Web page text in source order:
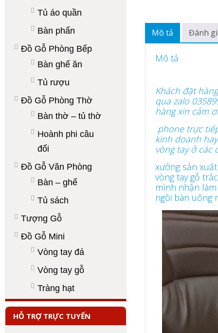
Mô tả Đánh
Mô tả
Khách đặt
qua zalo
hàng xin cảm
phone trực
kinh doanh
vòng tay ở các
xưởng sản
vòng tay gỗ
mình nhận
ngồi bàn uống
Tủ áo quần
Bàn phấn
Đồ Gỗ Phòng Bếp
Bàn ghế ăn
Tủ rượu
Đồ Gỗ Phòng Thờ
Bàn thờ – tủ thờ
Hoành phi câu
đối
Đồ Gỗ Văn Phòng
Bàn – ghế
Tủ sách
Tượng Gỗ
Đồ Gỗ Mini
Vòng tay đá
Vòng tay gỗ
Tràng hạt
HỖ TRỢ TRỰC TUYẾN